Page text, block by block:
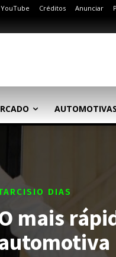
YouTube Créditos Anunciar
AUTOMOTIVAS
DIAS
mais